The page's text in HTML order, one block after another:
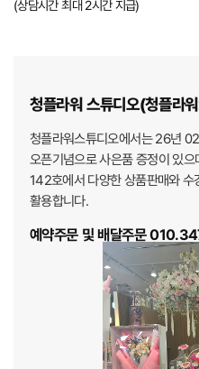
(상담시간 최대 2시간 지급)
청플라워 스튜디오(청플라
청플라워스튜디오에서는 26년
오픈기념으로 사은품 증정이 있
142호에서 다양한 상품판매와
활용합니다.
예약주문 및 배달주문